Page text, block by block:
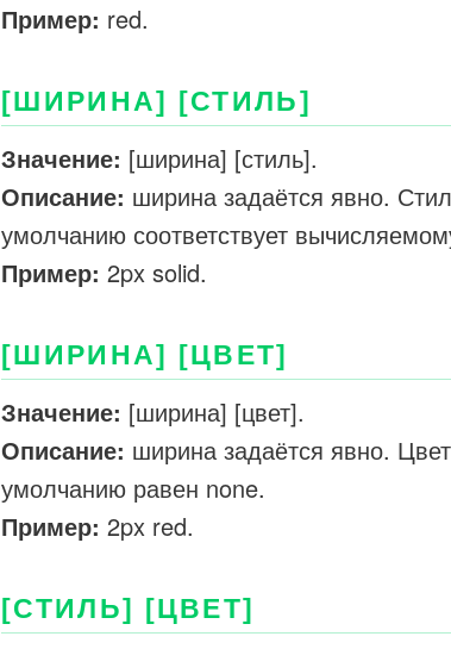
Пример: red.
[ШИРИНА] [СТИЛЬ]
Значение: [ширина] [стиль].
Описание: ширина задаётся явно.
умолчанию соответствует
Пример: 2px solid.
[ШИРИНА] [ЦВЕТ]
Значение: [ширина] [цвет].
Описание: ширина задаётся явно.
умолчанию равен none.
Пример: 2px red.
[СТИЛЬ] [ЦВЕТ]